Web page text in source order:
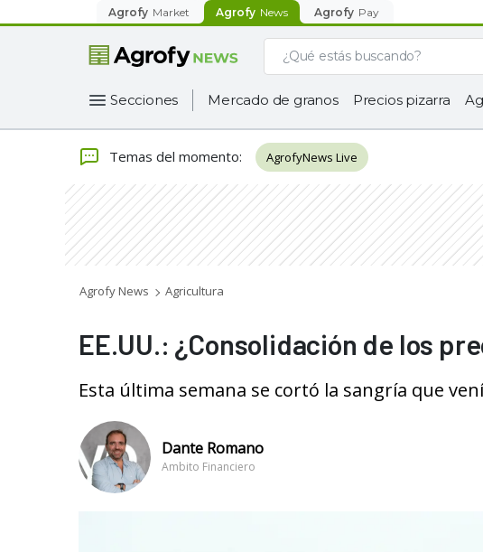
Agrofy Market Agrofy News Agrofy Pay
Secciones Mercado de granos Precios pizarra
Temas del momento: AgrofyNews Live
Agrofy News Agricultura
EE.UU.: ¿Consolidación de los
Esta última semana se cortó la sangría que
Dante Romano
Ambito Financiero